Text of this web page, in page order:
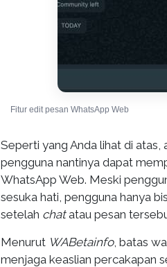
Fitur edit pesan WhatsApp Web
Seperti yang Anda lihat di atas,
pengguna nantinya dapat
WhatsApp Web. Meski
sesuka hati, pengguna hanya
setelah chatatau pesan
Menurut WABetainfo, batas
menjaga keaslian percakapan